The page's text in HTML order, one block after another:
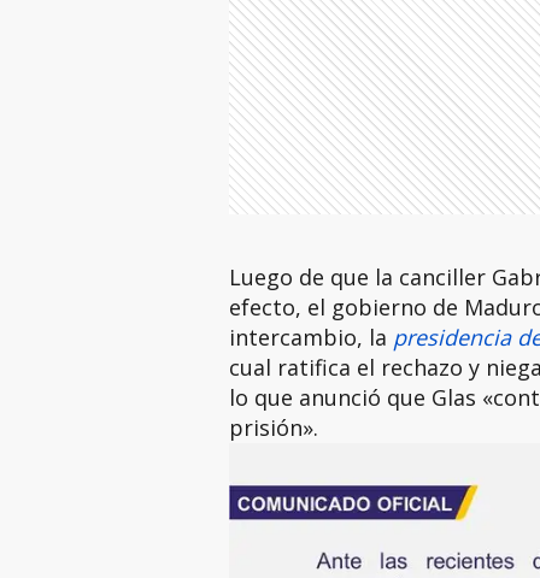
Luego de que la canciller
efecto, el gobierno de
intercambio, la presidencia
cual ratifica el rechazo y
lo que anunció que Glas
prisión».